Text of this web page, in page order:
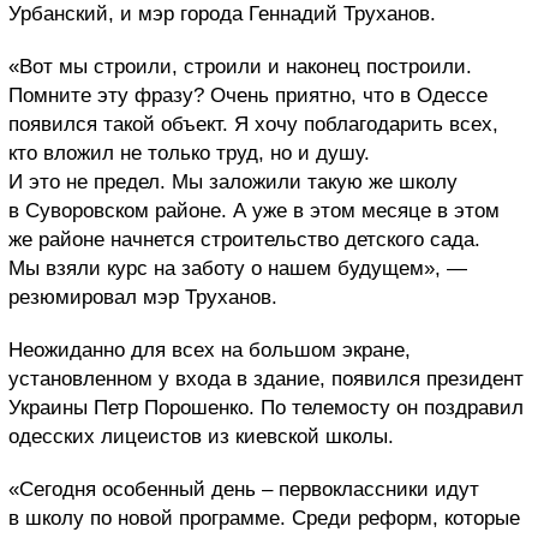
Урбанский, и мэр города Геннадий Труханов.
«Вот мы строили, строили и наконец построили.
Помните эту фразу? Очень приятно, что в Одессе
появился такой объект. Я хочу поблагодарить всех,
кто вложил не только труд, но и душу.
И это не предел. Мы заложили такую же школу
в Суворовском районе. А уже в этом месяце в этом
же районе начнется строительство детского сада.
Мы взяли курс на заботу о нашем будущем», —
резюмировал мэр Труханов.
Неожиданно для всех на большом экране,
установленном у входа в здание, появился президент
Украины Петр Порошенко. По телемосту он поздравил
одесских лицеистов из киевской школы.
«Сегодня особенный день – первоклассники идут
в школу по новой программе. Среди реформ, которые